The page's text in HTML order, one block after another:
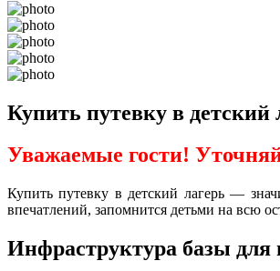
Купить путевку в
Уважаемые гости!
Купить путевку в детский лагерь —
впечатлений, запомнится детьми на всю
Инфраструктура базы для